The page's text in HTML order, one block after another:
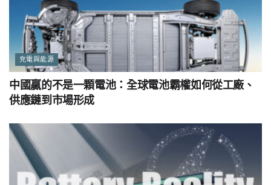
充電與能源
中國贏的不是一顆電池：全球電池霸權如何從工廠、
供應鏈到市場形成